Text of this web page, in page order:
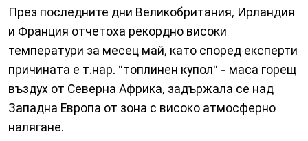
През последните дни Великобритания, Ирландия
и Франция отчетоха рекордно високи
температури за месец май, като според експерти
причината е т.нар. "топлинен купол" - маса горещ
въздух от Северна Африка, задържала се над
Западна Европа от зона с високо атмосферно
налягане.